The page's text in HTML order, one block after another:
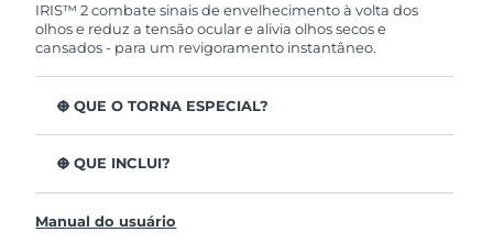
e Luna Play plus cuja garantia é de 90 dias.
IRIS™ 2 combate sinais de envelhecimento à volta dos
olhos e reduz a tensão ocular e alivia olhos secos e
cansados - para um revigoramento instantâneo.
O QUE O TORNA ESPECIAL?
olhos seguro e eficaz.
3,5x mais eficaz na redução de papos*
Reduz as olheiras em 70%* e os pés de galinha e as
O QUE INCLUI?
Cabo de carregamento USB
Manual do usuário
Uzbequistão Entrega prevista
Vietnã